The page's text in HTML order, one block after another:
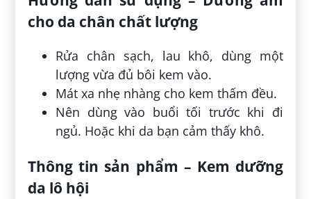
cho da chân chất lượng
Rửa chân sạch, lau khô, dùng một
lượng vừa đủ bôi kem vào.
Mát xa nhẹ nhàng cho kem thấm đều.
Nên dùng vào buổi tối trước khi đi
ngủ. Hoặc khi da bạn cảm thấy khô.
Thông tin sản phẩm – Kem dưỡng
da lô hội